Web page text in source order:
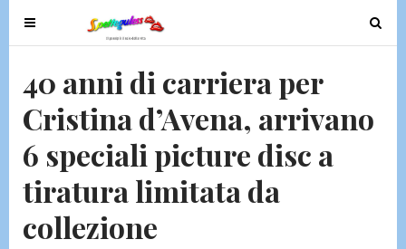
T
o
g
l
e
n
v
g
T
o
e
40 anni di carriera per
Cristina d’Avena, arrivano
6 speciali picture disc a
tiratura limitata da
collezione